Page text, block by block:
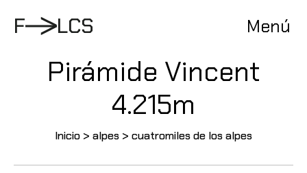
contenido
F LCS Menú
Pirámide Vincent
4.215m
Inicio > alpes > cuatromiles de los alpes